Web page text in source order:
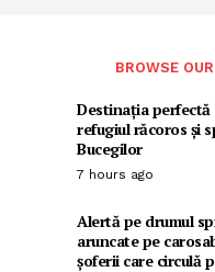
BROWSE
Destinația perfectă
refugiul răcoros și
Bucegilor
7 hours ago
Alertă pe drumul
aruncate pe
șoferii care circulă